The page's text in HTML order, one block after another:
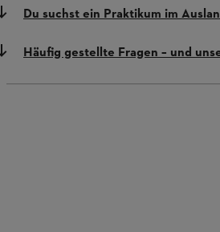
Du suchst ein Praktikum im
Häufig gestellte Fragen – und